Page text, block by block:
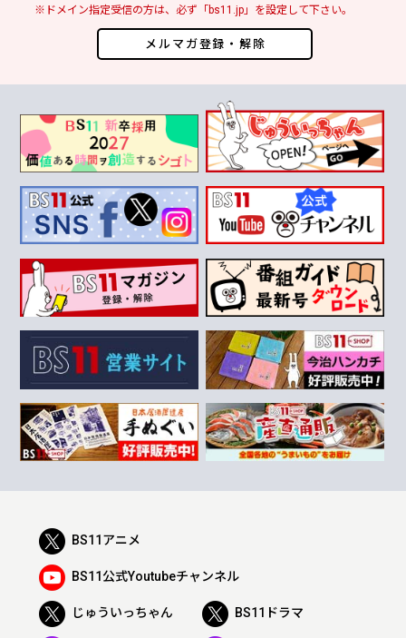
メルマガ登録・解除
※ドメイン指定受信の方は、必ず「bs11.jp」を設定して下さい。
BS11アニメ
BS11公式Youtubeチャンネル
じゅういっちゃん BS11ドラマ